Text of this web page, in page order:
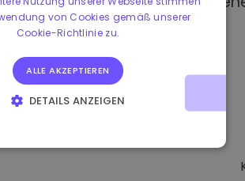
von Cookies gemäß unserer
Cookie-Richtlinie zu.
ALLE AKZEPTIEREN
DETAILS ANZEIGEN